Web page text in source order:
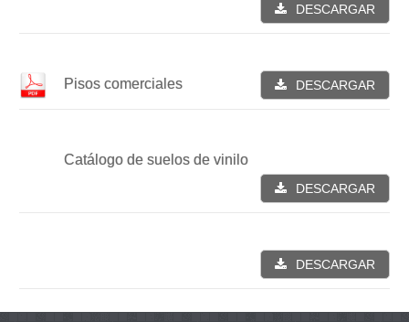
DESCARGAR
Pisos comerciales DESCARGAR
Catálogo de suelos de vinilo
DESCARGAR
DESCARGAR